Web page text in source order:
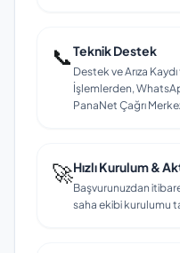
📞Teknik Destek
Destek ve Arıza
İşlemlerden,
PanaNet Çağrı
🚀Hızlı Kurulum &
Başvurunuzdan
saha ekibi kurulumu